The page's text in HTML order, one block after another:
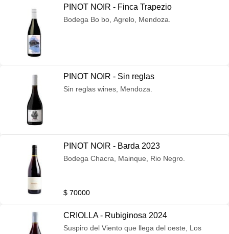
PINOT NOIR - Finca Trapezio
Bodega Bo bo, Agrelo, Mendoza.
PINOT NOIR - Sin reglas
Sin reglas wines, Mendoza.
PINOT NOIR - Barda 2023
Bodega Chacra, Mainque, Rio Negro.
$ 70000
CRIOLLA - Rubiginosa 2024
Suspiro del Viento que llega del oeste, Los